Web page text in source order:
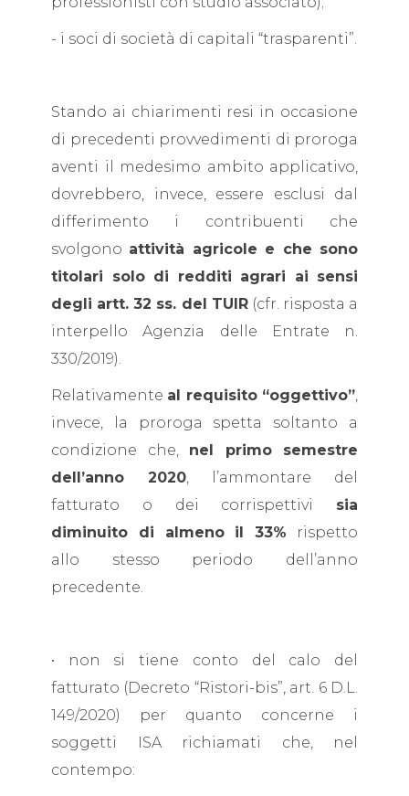
- i soci di società di capitali “trasparenti”.
Stando ai chiarimenti resi in occasione
di precedenti provvedimenti di proroga
aventi il medesimo ambito applicativo,
dovrebbero, invece, essere esclusi dal
differimento i contribuenti che
svolgono attività agricole e che sono
titolari solo di redditi agrari ai sensi
degli artt. 32 ss. del TUIR(cfr. risposta a
interpello Agenzia delle Entrate n.
330/2019).
Relativamente al requisito “oggettivo”
invece, la proroga spetta soltanto a
condizione che, nel primo semestre
dell’anno 2020 , l’ammontare del
fatturato o dei corrispettivi sia
diminuito di almeno il 33% rispetto
allo stesso periodo dell’anno
precedente.
• non si tiene conto del calo del
fatturato (Decreto “Ristori-bis”, art. 6 D.L.
149/2020) per quanto concerne i
soggetti ISA richiamati che, nel
contempo: